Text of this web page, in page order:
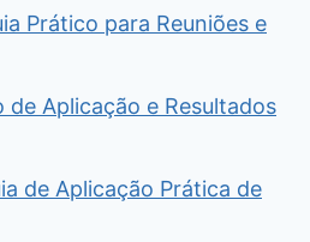
Prático para Reuniões e
de Aplicação e Resultados
de Aplicação Prática de